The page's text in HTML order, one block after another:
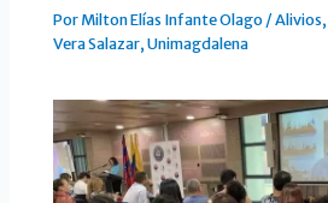
PorMilton Elías Infante Olago/Alivios,
Vera Salazar,Unimagdalena